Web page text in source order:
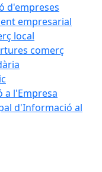
d'empreses
empresarial
local
comerç
a l'Empresa
d'Informació al